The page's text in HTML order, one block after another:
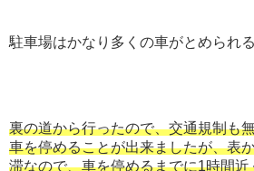
駐車場はかなり多くの車がとめられ
裏の道から行ったので、交通規制も
車を停めることが出来ましたが、表
滞なので、車を停めるまでに1時間